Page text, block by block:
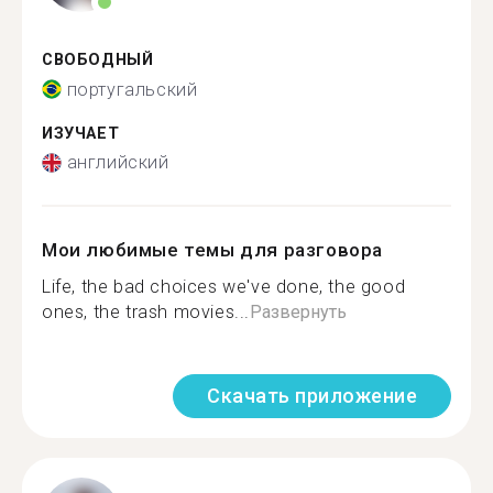
СВОБОДНЫЙ
португальский
ИЗУЧАЕТ
английский
Мои любимые темы для разговора
Life, the bad choices we've done, the good
ones, the trash movies...Развернуть
Скачать приложение